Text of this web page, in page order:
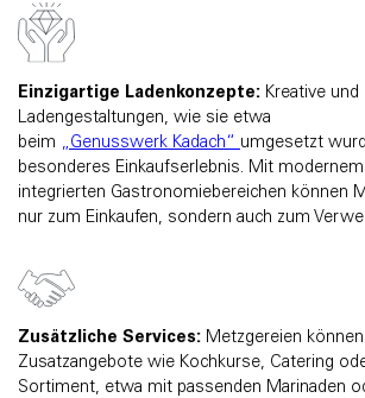
Einzigartige Ladenkonzepte: Kreative und
Ladengestaltungen, wie sie etwa
beim „Genusswerk Kadach“ umgesetzt
besonderes Einkaufserlebnis. Mit modernem
integrierten Gastronomiebereichen können
nur zum Einkaufen, sondern auch zum
Zusätzliche Services: Metzgereien
Zusatzangebote wie Kochkurse, Catering
Sortiment, etwa mit passenden Marinaden